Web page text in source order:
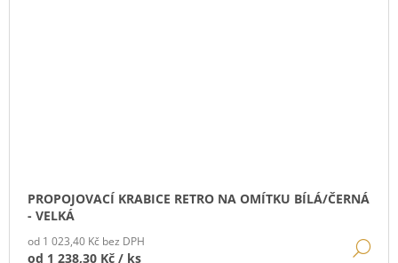
PROPOJOVACÍ KRABICE RETRO NA OMÍTKU BÍLÁ/ČERNÁ
- VELKÁ
od 1 023,40 Kč bez DPH
od 1 238,30 Kč / ks